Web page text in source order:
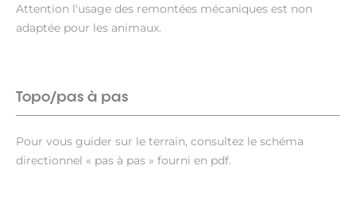
Attention l'usage des remontées mécaniques est non
adaptée pour les animaux.
Topo/pas à pas
Pour vous guider sur le terrain, consultez le schéma
directionnel « pas à pas » fourni en pdf.